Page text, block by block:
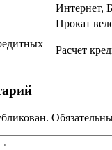
Интернет,
Прокат
Расчет